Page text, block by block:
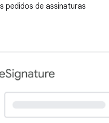
pedidos de assinaturas